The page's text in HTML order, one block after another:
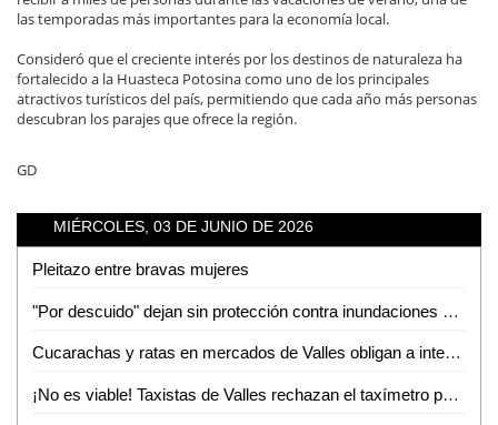
las temporadas más importantes para la economía local.
Consideró que el creciente interés por los destinos de naturaleza ha
fortalecido a la Huasteca Potosina como uno de los principales
atractivos turísticos del país, permitiendo que cada año más personas
descubran los parajes que ofrece la región.
GD
MIÉRCOLES, 03 DE JUNIO DE 2026
Pleitazo entre bravas mujeres
"Por descuido" dejan sin protección contra inundaciones a colonias de Tamuín
Cucarachas y ratas en mercados de Valles obligan a intensas jornadas de sanitización
¡No es viable! Taxistas de Valles rechazan el taxímetro por baja demanda de viajes